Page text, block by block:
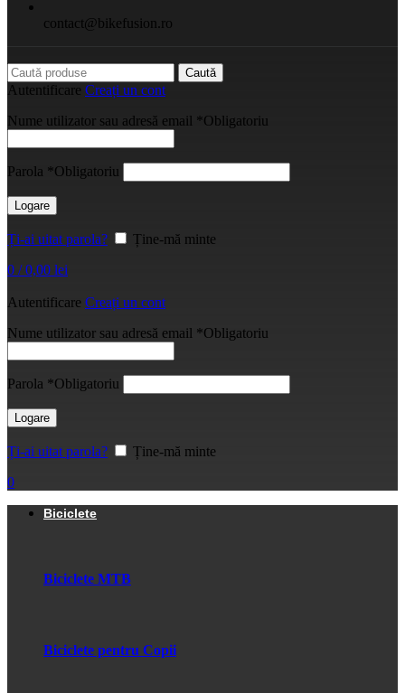
contact@bikefusion.ro
Caută
Autentificare Creați un cont
Nume utilizator sau adresă email *Obligatoriu
Parola *Obligatoriu
Logare
Ți-ai uitat parola?
Ține-mă minte
0 / 0,00 lei
Autentificare Creați un cont
Nume utilizator sau adresă email *Obligatoriu
Parola *Obligatoriu
Logare
Ți-ai uitat parola?
Ține-mă minte
0
Biciclete
Biciclete MTB
Biciclete pentru Copii